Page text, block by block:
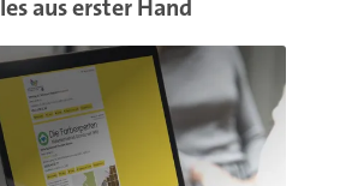
aus erster Hand